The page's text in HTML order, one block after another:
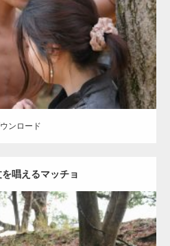
筋
ンロード
唱えるマッチョ
】マッチョフリー素材メンバーが
記録…
番組「ひるおび」にてマッスルプ
されま…